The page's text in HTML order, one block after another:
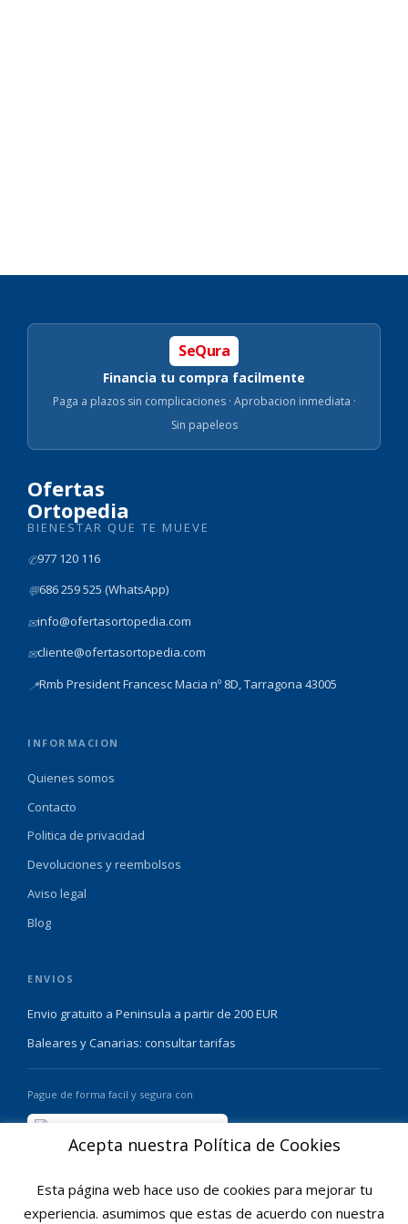
SeQura
Financia tu compra facilmente
Paga a plazos sin complicaciones · Aprobacion inmediata ·
Sin papeleos
Ofertas
Ortopedia
BIENESTAR QUE TE MUEVE
✆977 120 116
💬686 259 525 (WhatsApp)
✉info@ofertasortopedia.com
✉cliente@ofertasortopedia.com
📍Rmb President Francesc Macia nº 8D, Tarragona 43005
INFORMACION
Quienes somos
Contacto
Politica de privacidad
Devoluciones y reembolsos
Aviso legal
Blog
ENVIOS
Envio gratuito a Peninsula a partir de 200 EUR
Baleares y Canarias: consultar tarifas
Pague de forma facil y segura con
Acepta nuestra Política de Cookies
Esta página web hace uso de cookies para mejorar tu
experiencia. asumimos que estas de acuerdo con nuestra